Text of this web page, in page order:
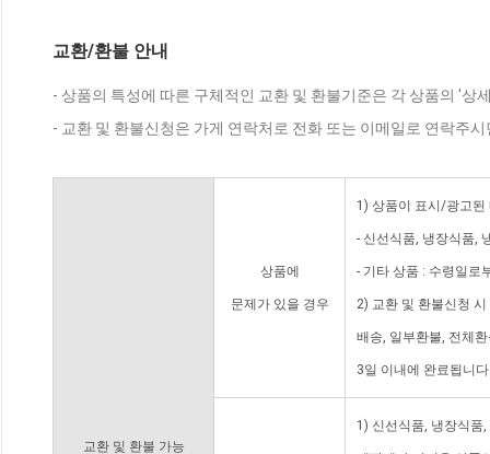
교환/환불 안내
- 상품의 특성에 따른 구체적인 교환 및 환불기준은 각 상품의 '상
- 교환 및 환불신청은 가게 연락처로 전화 또는 이메일로 연락주
교환 및 환불 가능
상품에
문제가 있을 경우
1) 상품이 표시/광고된
- 신선식품, 냉장식품,
- 기타 상품 : 수령일로
2) 교환 및 환불신청
배송, 일부환불, 전체
3일 이내에 완료됩니
1) 신선식품, 냉장식품